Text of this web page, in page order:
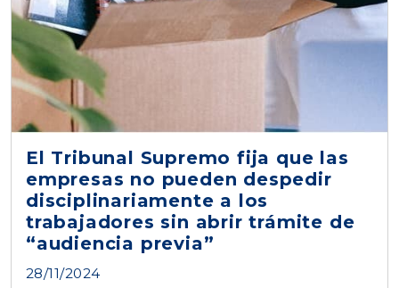
El Tribunal Supremo fija que las
empresas no pueden despedir
disciplinariamente a los
trabajadores sin abrir trámite de
“audiencia previa”
28/11/2024